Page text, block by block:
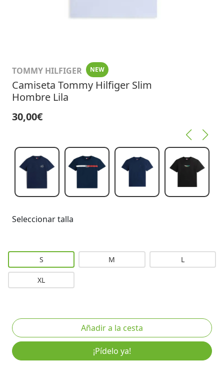
TOMMY HILFIGER NEW
Camiseta Tommy Hilfiger Slim
Hombre Lila
30,00€
Seleccionar talla
S M L
XL
¡Pídelo ya!